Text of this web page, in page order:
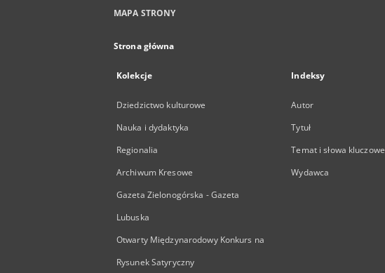
MAPA STRONY
Strona główna
Kolekcje
Dziedzictwo kulturowe
Nauka i dydaktyka
Regionalia
Archiwum Kresowe
Gazeta Zielonogórska - Gazeta
Lubuska
Otwarty Międzynarodowy Konkurs na
Rysunek Satyryczny
Indeksy
Autor
Tytuł
Temat i słowa kluczowe
Wydawca